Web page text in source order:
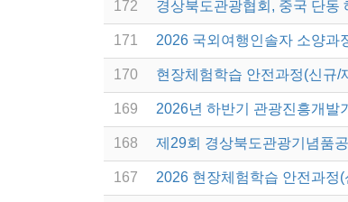
172 경상북도관광협회, 중국 단동
171 2026 국외여행인솔자 소양과
170 현장체험학습 안전과정(신규/
169 2026년 하반기 관광진흥개발
168 제29회 경상북도관광기념품
167 2026 현장체험학습 안전과정